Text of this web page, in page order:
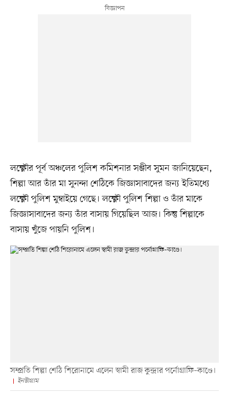
লক্ষ্ণৌর পূর্ব অঞ্চলের পুলিশ কমিশনার সঞ্জীব সুমন জানিয়েছেন,
শিল্পা আর তাঁর মা সুনন্দা শেঠিকে জিজ্ঞাসাবাদের জন্য ইতিমধ্যে
লক্ষ্ণৌ পুলিশ মুম্বাইয়ে গেছে। লক্ষ্ণৌ পুলিশ শিল্পা ও তাঁর মাকে
জিজ্ঞাসাবাদের জন্য তাঁর বাসায় গিয়েছিল আজ। কিন্তু শিল্পাকে
বাসায় খুঁজে পায়নি পুলিশ।
সম্প্রতি শিল্পা শেঠি শিরোনামে এলেন স্বামী রাজ কুন্দ্রার পর্নোগ্রাফি–কাণ্ডে।
ইনস্টাগ্রাম